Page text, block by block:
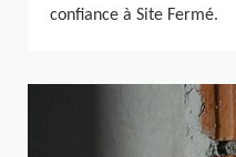
confiance à Site Fermé.